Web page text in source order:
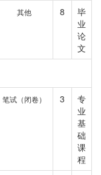
其他 8
毕
业
论
文
笔试（闭卷） 3
专
业
基
础
课
程